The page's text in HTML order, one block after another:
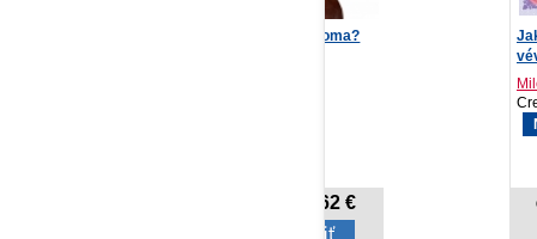
Jak Raeliana přišla do
Cena od:
na